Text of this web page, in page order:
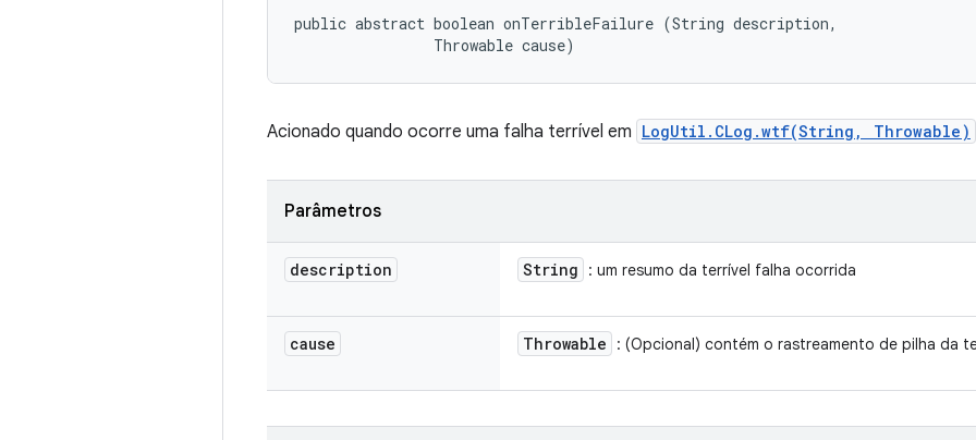
public abstract boolean onTerribleFailure (String description,
                Throwable cause)
Acionado quando ocorre uma falha terrível em LogUtil.CLog.wtf(String, Throwable)
Parâmetros
description String : um resumo da terrível falha ocorrida
cause Throwable : (Opcional) contém o rastreamento de pilha da